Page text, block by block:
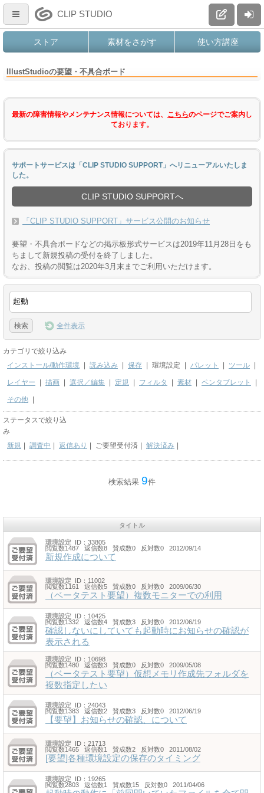
CLIP STUDIO
ストア 素材をさがす 使い方講座
IllustStudioの要望・不具合ボード
最新の障害情報やメンテナンス情報については、 こちらのページでご案内し
ております。
サポートサービスは「CLIP STUDIO SUPPORT」へリニューアルいたしま
した。
CLIP STUDIO SUPPORTへ
「CLIP STUDIO SUPPORT」サービス公開のお知らせ
要望・不具合ボードなどの掲示板形式サービスは2019年11月28日をも
ちまして新規投稿の受付を終了しました。
なお、投稿の閲覧は2020年3月末までご利用いただけます。
全件表示
カテゴリで絞り込み
インストール/動作環境
読み込み 保存 環境設定 パレット ツール
レイヤー 描画 選択／編集 定規 フィルタ 素材 ペンタブレット
その他
ステータスで絞り込
み
新規
調査中 返信あり ご要望受付済 解決済み
検索結果 9件
タイトル
環境設定 ID：33805
閲覧数1487 返信数8 賛成数0 反対数0 2012/09/14
新規作成について
環境設定 ID：11002
閲覧数1161 返信数5 賛成数0 反対数0 2009/06/30
（ベータテスト要望）複数モニターでの利用
環境設定 ID：10425
閲覧数1332 返信数4 賛成数3 反対数0 2012/06/19
確認しないにしていても起動時にお知らせの確認が
表示される
環境設定 ID：10698
閲覧数1480 返信数3 賛成数0 反対数0 2009/05/08
（ベータテスト要望）仮想メモリ作成先フォルダを
複数指定したい
環境設定 ID：24043
閲覧数1383 返信数2 賛成数3 反対数0 2012/06/19
【要望】お知らせの確認、について
環境設定 ID：21713
閲覧数1465 返信数1 賛成数2 反対数0 2011/08/02
[要望]各種環境設定の保存のタイミング
環境設定 ID：19265
閲覧数2803 返信数1 賛成数15 反対数0 2011/04/06